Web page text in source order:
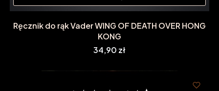
Ręcznik do rąk Vader WING OF DEATH OVER HONG
KONG
Cena
34,90 zł